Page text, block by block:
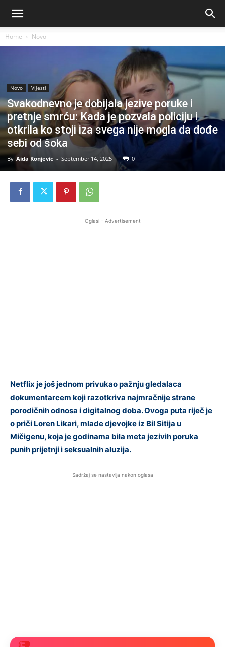
Home Novo
Novo Vijesti
Svakodnevno je dobijala jezive poruke i
pretnje smrću: Kada je pozvala policiju i
otkrila ko stoji iza svega nije mogla da dođe
sebi od šoka
By Aida Konjevic - September 14, 2025 0
Oglasi - Advertisement
Netflix je još jednom privukao pažnju gledalaca
dokumentarcem koji razotkriva najmračnije strane
porodičnih odnosa i digitalnog doba. Ovoga puta riječ je
o priči Loren Likari, mlade djevojke iz Bil Sitija u
Mičigenu, koja je godinama bila meta jezivih poruka
punih prijetnji i seksualnih aluzija.
Sadržaj se nastavlja nakon oglasa